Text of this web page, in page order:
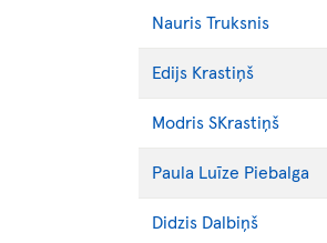
Nauris Truksnis
Edijs Krastiņš
Modris SKrastiņš
Paula Luīze Piebalga
Didzis Dalbiņš